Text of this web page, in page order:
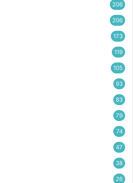
206
206
173
119
105
93
83
79
74
47
38
26